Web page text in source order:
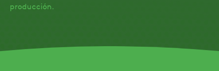
producción.